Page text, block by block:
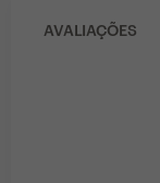
AVALIAÇÕES